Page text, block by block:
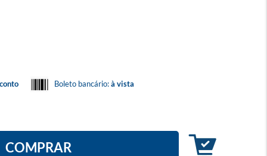
Boleto bancário:à vista
COMPRAR